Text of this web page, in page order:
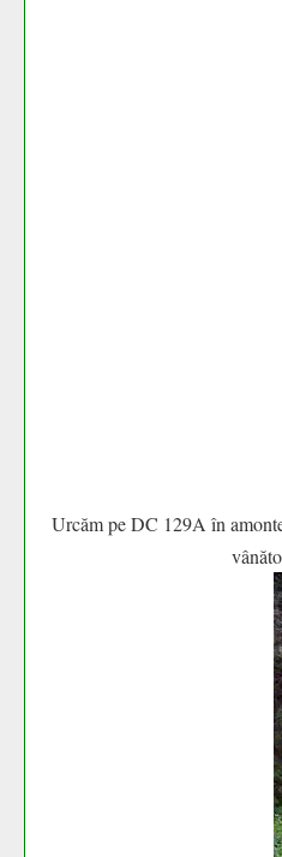
Urcăm pe DC 129A în